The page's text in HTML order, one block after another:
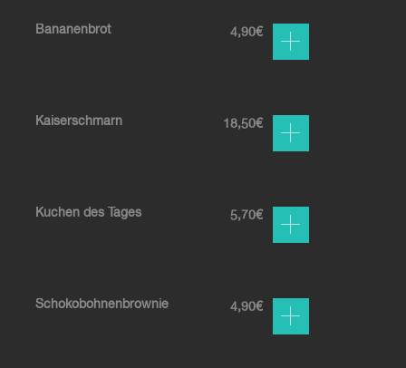
Bananenbrot 4,90€
Kaiserschmarn 18,50€
Kuchen des Tages 5,70€
Schokobohnenbrownie 4,90€